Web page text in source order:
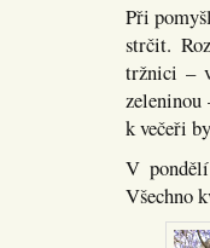
Při
strčit.
tržnici –
zeleninou
k večeři
V
Všechno